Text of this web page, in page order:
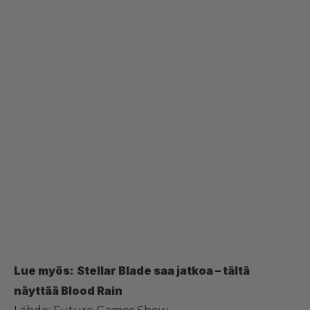
Lue myös: Stellar Blade saa jatkoa – tältä
näyttää Blood Rain